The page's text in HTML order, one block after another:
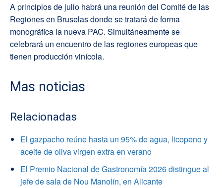
A principios de julio habrá una reunión del Comité de las
Regiones en Bruselas donde se tratará de forma
monográfica la nueva PAC. Simultáneamente se
celebrará un encuentro de las regiones europeas que
tienen producción vinícola.
Mas noticias
Relacionadas
El gazpacho reúne hasta un 95% de agua, licopeno y
aceite de oliva virgen extra en verano
El Premio Nacional de Gastronomía 2026 distingue al
jefe de sala de Nou Manolín, en Alicante